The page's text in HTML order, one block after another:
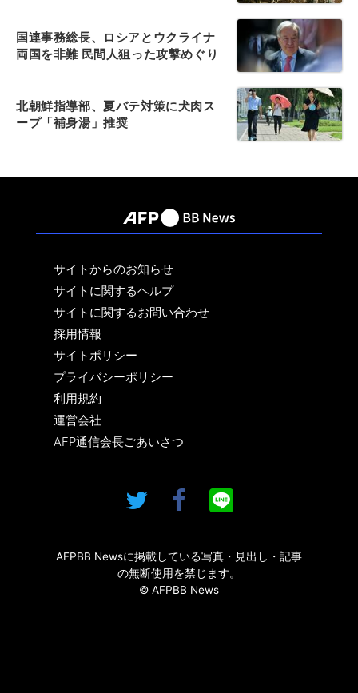
国連事務総長、ロシアとウクライナ
両国を非難 民間人狙った攻撃めぐり
北朝鮮指導部、夏バテ対策に犬肉ス
ープ「補身湯」推奨
サイトからのお知らせ
サイトに関するヘルプ
サイトに関するお問い合わせ
採用情報
サイトポリシー
プライバシーポリシー
利用規約
運営会社
AFP通信会長ごあいさつ
AFPBB Newsに掲載している写真・見出し・記事
の無断使用を禁じます。
© AFPBB News